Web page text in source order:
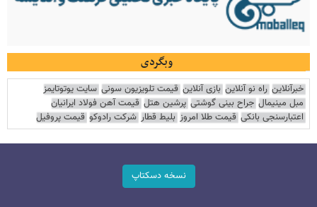
وبگردی
خبرآنلاین راه نو آنلاین بازی آنلاین قیمت تلویزیون سونی سایت یوتوتایمز
مبل مینیمال جراح بینی گوشتی پرشین هتل قیمت آهن فولاد ایرانیان
اعتبارسنجی بانکی قیمت طلا امروز بلیط قطار شرکت رادوکو قیمت پروفیل
نسخه دسکتاپ